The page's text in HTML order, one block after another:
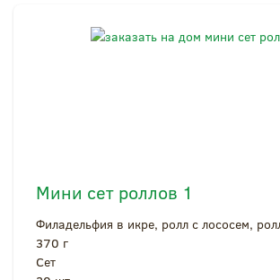
Мини сет роллов 1
Филадельфия в икре, ролл с лососем,
370 г
Cет